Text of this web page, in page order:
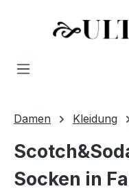
Zum Hauptinhalt
Damen Kleidung
Socken in